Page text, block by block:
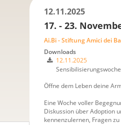
12.11.2025
17. - 23.
Ai.Bi - Stiftung Amici dei
Downloads
12.11.2025
Öffne dem Leben deine
Eine Woche voller
Diskussion über Adoption
kennenzulernen, Fragen